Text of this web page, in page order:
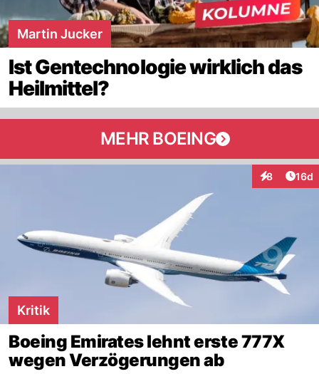
Martin Jucker
Ist Gentechnologie wirklich das
Heilmittel?
MEHR BOEING
8
Interaktionen
16d
Kritik
Boeing Emirates lehnt erste 777X
wegen Verzögerungen ab